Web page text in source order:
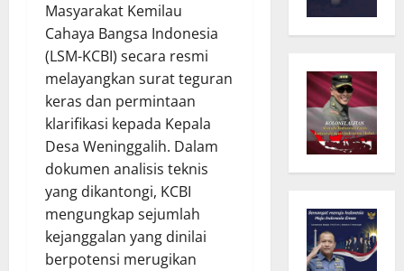
Masyarakat Kemilau
Cahaya Bangsa Indonesia
(LSM-KCBI) secara resmi
melayangkan surat teguran
keras dan permintaan
klarifikasi kepada Kepala
Desa Weninggalih. Dalam
dokumen analisis teknis
yang dikantongi, KCBI
mengungkap sejumlah
kejanggalan yang dinilai
berpotensi merugikan